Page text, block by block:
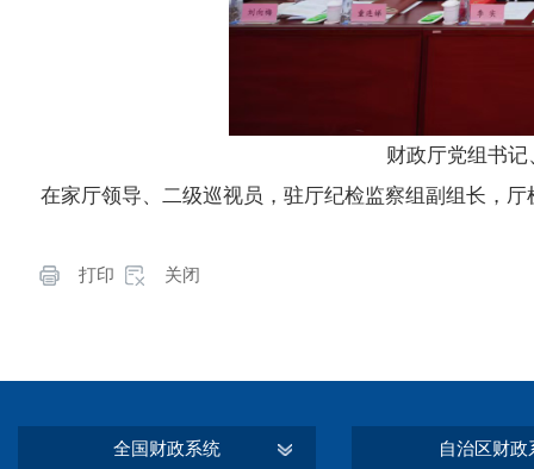
财政厅党组书
在家厅领导、二级巡视员，驻厅纪检监察组副组长，
打印 关闭
全国财政系统 自治区财政